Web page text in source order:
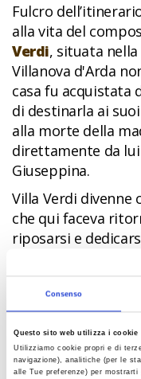
Consenso
Questo sito web utilizza i cookie
Utilizziamo cookie propri e di
navigazione), analitiche (per le
alle Tue preferenze) per
Fulcro
alla vita del
Verdi, situata nella
Villanova d'Arda
casa fu acquistata
di destinarla ai
alla morte della
direttamente da
Giuseppina.
Villa Verdi divenne
che qui faceva
riposarsi e
l’agricoltura. Nel
arredi originali
camera da letto-
d’hotel di Milano
Ritornando
troviamo altri tre